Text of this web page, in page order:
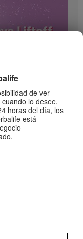
de ver
lo desee,
horas del día, los
está
que le dará impulso a
0:59